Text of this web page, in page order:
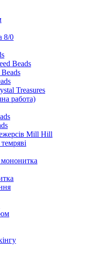
8/0
Beads
Treasures
работа)
Mill Hill